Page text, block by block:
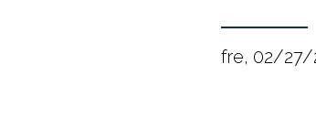
fre, 02/27/